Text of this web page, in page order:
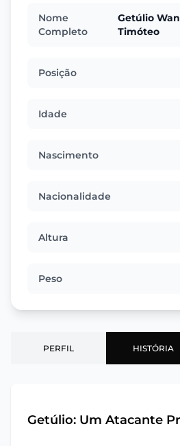
Nome
Completo
Getúlio
Timóteo
Posição
Idade
Nascimento
Nacionalidade
Altura
Peso
PERFIL HISTÓRIA
Getúlio: Um Atacante